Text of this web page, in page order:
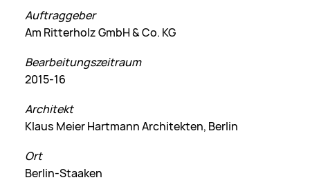
Auftraggeber
Am Ritterholz GmbH & Co. KG
Bearbeitungszeitraum
2015-16
Architekt
Klaus Meier Hartmann Architekten, Berlin
Ort
Berlin-Staaken